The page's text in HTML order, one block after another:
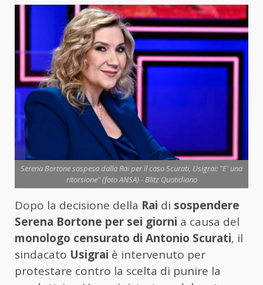
Serena Bortone sospesa dalla Rai per il caso Scurati, Usigrai: "E' una
ritorsione" (foto ANSA) - Blitz Quotidiano
Dopo la decisione della Rai di sospendere
Serena Bortone per sei giorni a causa del
monologo censurato di Antonio Scurati, il
sindacato Usigrai è intervenuto per
protestare contro la scelta di punire la